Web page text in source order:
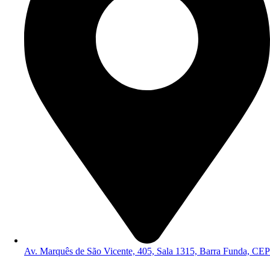
Av. Marquês de São Vicente, 405, Sala 1315, Barra Funda, CEP